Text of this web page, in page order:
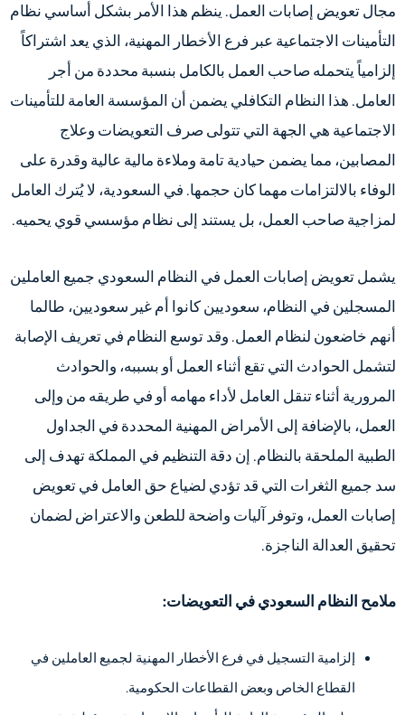
مجال تعويض إصابات العمل. ينظم هذا الأمر بشكل أساسي نظام
التأمينات الاجتماعية عبر فرع الأخطار المهنية، الذي يعد اشتراكاً
إلزامياً يتحمله صاحب العمل بالكامل بنسبة محددة من أجر
العامل. هذا النظام التكافلي يضمن أن المؤسسة العامة للتأمينات
الاجتماعية هي الجهة التي تتولى صرف التعويضات وعلاج
المصابين، مما يضمن حيادية تامة وملاءة مالية عالية وقدرة على
الوفاء بالالتزامات مهما كان حجمها. في السعودية، لا يُترك العامل
لمزاجية صاحب العمل، بل يستند إلى نظام مؤسسي قوي يحميه.
يشمل تعويض إصابات العمل في النظام السعودي جميع العاملين
المسجلين في النظام، سعوديين كانوا أم غير سعوديين، طالما
أنهم خاضعون لنظام العمل. وقد توسع النظام في تعريف الإصابة
لتشمل الحوادث التي تقع أثناء العمل أو بسببه، والحوادث
المرورية أثناء تنقل العامل لأداء مهامه أو في طريقه من وإلى
العمل، بالإضافة إلى الأمراض المهنية المحددة في الجداول
الطبية الملحقة بالنظام. إن دقة التنظيم في المملكة تهدف إلى
سد جميع الثغرات التي قد تؤدي لضياع حق العامل في تعويض
إصابات العمل، وتوفر آليات واضحة للطعن والاعتراض لضمان
تحقيق العدالة الناجزة.
ملامح النظام السعودي في التعويضات:
إلزامية التسجيل في فرع الأخطار المهنية لجميع العاملين في
القطاع الخاص وبعض القطاعات الحكومية.